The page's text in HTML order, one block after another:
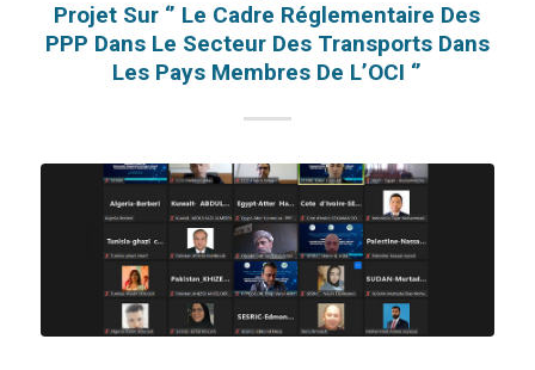
Projet Sur ‘’ Le Cadre Réglementaire Des
PPP Dans Le Secteur Des Transports Dans
Les Pays Membres De L’OCI ‘’